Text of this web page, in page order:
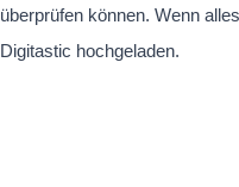
überprüfen können. Wenn
Digitastic hochgeladen.